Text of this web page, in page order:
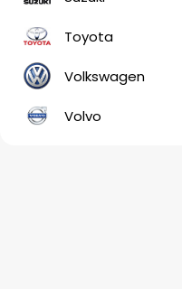
Toyota
Volkswagen
Volvo